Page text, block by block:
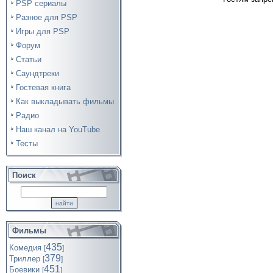
PSP сериалы
Разное для PSP
Игры для PSP
Форум
Статьи
Саундтреки
Гостевая книга
Как выкладывать фильмы
Радио
Наш канал на YouTube
Тесты
Поиск
Фильмы
Комедия [435]
Триллер [379]
Боевики [451]